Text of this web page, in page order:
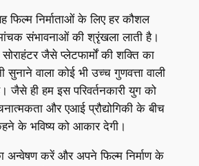
फिल्म निर्माताओं के लिए हर कौशल
संभावनाओं की श्रृंखला लाती है।
जैसे प्लेटफार्मों की शक्ति का
वाला कोई भी उच्च गुणवत्ता वाली
जैसे ही हम इस परिवर्तनकारी युग को
और एआई प्रौद्योगिकी के बीच
के भविष्य को आकार देगी।
करें और अपने फिल्म निर्माण के